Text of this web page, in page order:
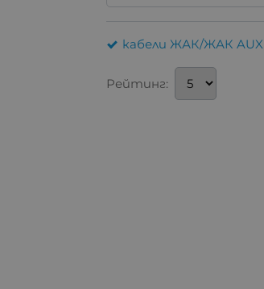
кабели ЖАК/ЖАК AUX
Рейтинг: